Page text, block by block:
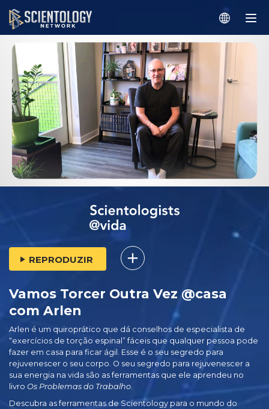
REPRODUZIR
Vamos Torcer Outra Vez @casa
com Arlen
Arlen é um quiroprático que dá conselhos de especialista de
“exercícios de torção espinal” fáceis que qualquer pessoa pode
fazer em casa para ficar ágil. Esse é o seu segredo para
rejuvenescer o seu corpo. O seu segredo para rejuvenescer a
sua energia na vida são as ferramentas que ele aprendeu no
livro Os Problemas do Trabalho
Descubra as ferramentas de Scientology para o mundo do